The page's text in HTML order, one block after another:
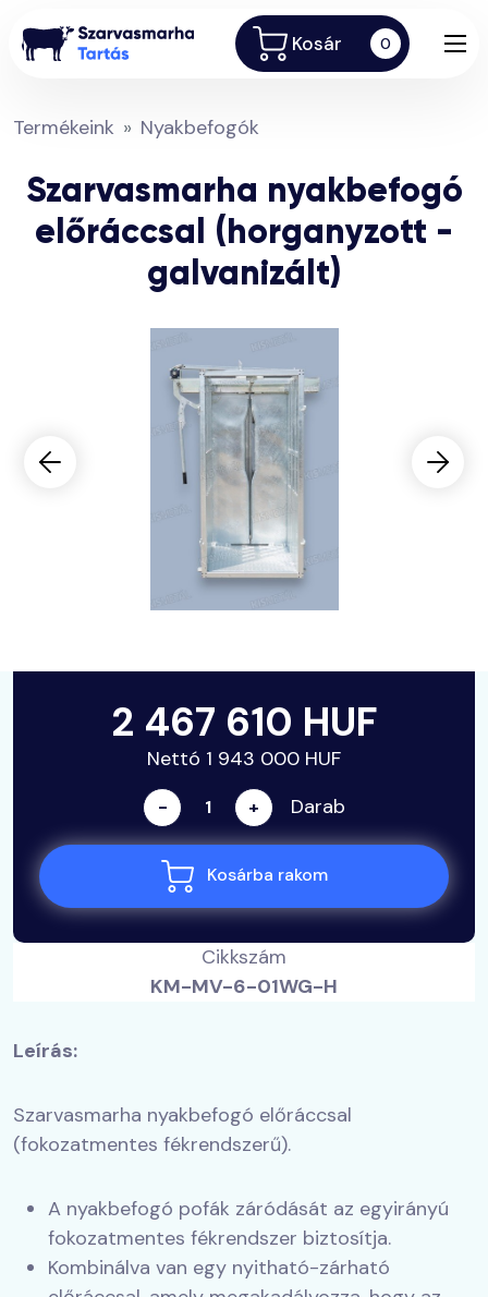
Kosár 0
Termékeink Nyakbefogók
Szarvasmarha nyakbefogó
előráccsal (horganyzott -
galvanizált)
2 467 610 HUF
Nettó 1 943 000 HUF
- + Darab
Kosárba rakom
Cikkszám
KM-MV-6-01WG-H
Leírás:
Szarvasmarha nyakbefogó előráccsal
(fokozatmentes fékrendszerű).
A nyakbefogó pofák záródását az egyirányú
fokozatmentes fékrendszer biztosítja.
Kombinálva van egy nyitható-zárható